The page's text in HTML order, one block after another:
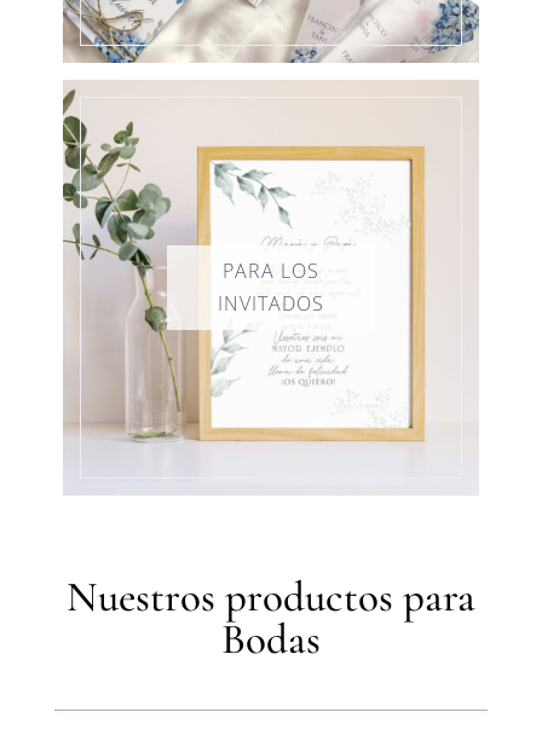
Nuestros productos para
Bodas